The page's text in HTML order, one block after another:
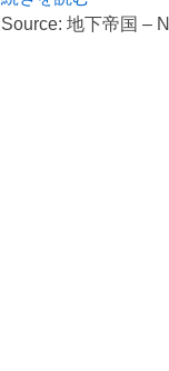
Source: 地下帝国 –